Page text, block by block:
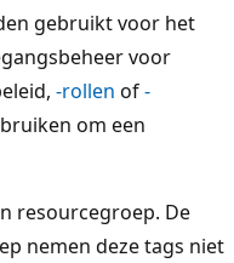
gebruikt voor het
voor
, -rollen of-
om een
resourcegroep. De
nemen deze tags niet